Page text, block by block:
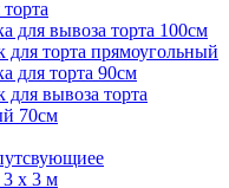
для вывоза торта 100см
для торта прямоугольный
для торта 90см
для вывоза торта
70см
х 3 м